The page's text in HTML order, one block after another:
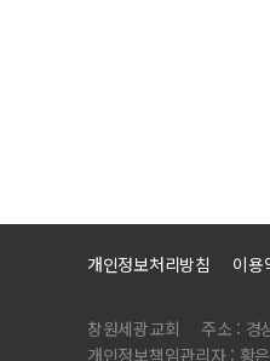
개인정보처리방침 이용
창원세광교회 주소 : 경
개인정보책임관리자 : 황